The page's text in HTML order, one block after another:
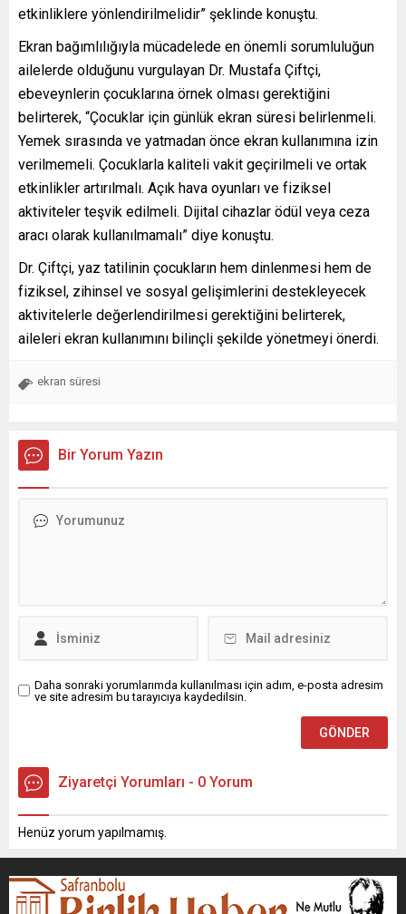
etkinliklere yönlendirilmelidir” şeklinde konuştu.
Ekran bağımlılığıyla mücadelede en önemli sorumluluğun
ailelerde olduğunu vurgulayan Dr. Mustafa Çiftçi,
ebeveynlerin çocuklarına örnek olması gerektiğini
belirterek, “Çocuklar için günlük ekran süresi belirlenmeli.
Yemek sırasında ve yatmadan önce ekran kullanımına izin
verilmemeli. Çocuklarla kaliteli vakit geçirilmeli ve ortak
etkinlikler artırılmalı. Açık hava oyunları ve fiziksel
aktiviteler teşvik edilmeli. Dijital cihazlar ödül veya ceza
aracı olarak kullanılmamalı” diye konuştu.
Dr. Çiftçi, yaz tatilinin çocukların hem dinlenmesi hem de
fiziksel, zihinsel ve sosyal gelişimlerini destekleyecek
aktivitelerle değerlendirilmesi gerektiğini belirterek,
aileleri ekran kullanımını bilinçli şekilde yönetmeyi önerdi.
ekran süresi
Bir Yorum Yazın
Daha sonraki yorumlarımda kullanılması için adım, e-posta adresim
ve site adresim bu tarayıcıya kaydedilsin.
Ziyaretçi Yorumları - 0 Yorum
Henüz yorum yapılmamış.